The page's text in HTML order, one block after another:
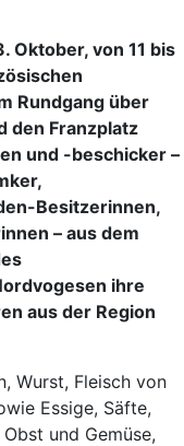
Oktober, von 11 bis
Rundgang über
den Franzplatz
und -beschicker –
Besitzerinnen,
– aus dem
ihre
aus der Region
Wurst, Fleisch von
Essige, Säfte,
und Gemüse,